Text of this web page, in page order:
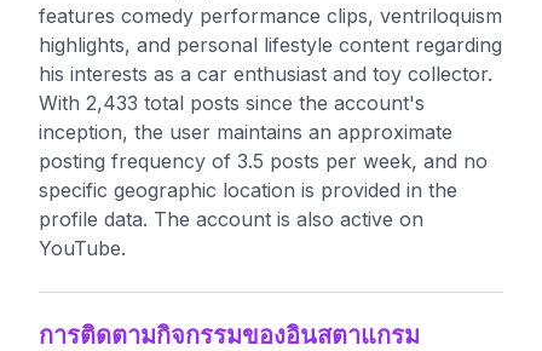
features comedy performance clips, ventriloquism
highlights, and personal lifestyle content regarding
his interests as a car enthusiast and toy collector.
With 2,433 total posts since the account's
inception, the user maintains an approximate
posting frequency of 3.5 posts per week, and no
specific geographic location is provided in the
profile data. The account is also active on
YouTube.
การติดตามกิจกรรมของอินสตาแกรม